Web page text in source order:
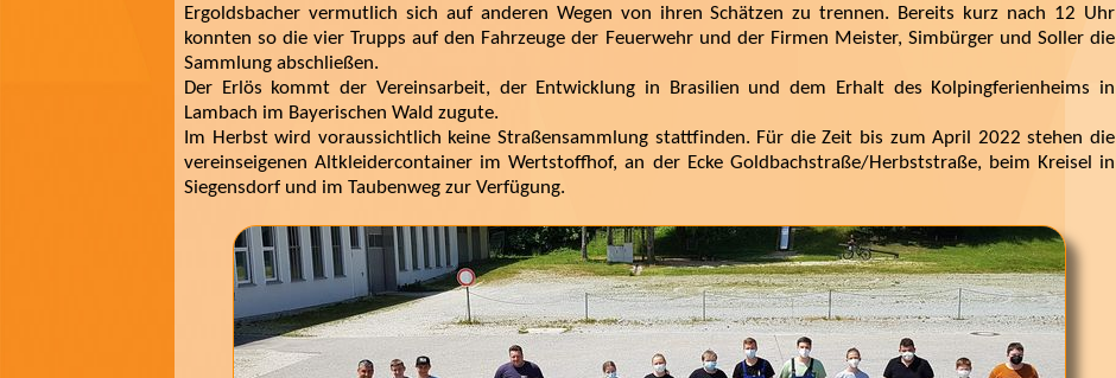
Ergoldsbacher vermutlich sich auf anderen Wegen von ihren Schätzen zu trennen. Bereits kurz nach 12 Uhr
konnten so die vier Trupps auf den Fahrzeuge der Feuerwehr und der Firmen Meister, Simbürger und Soller die
Sammlung abschließen.
Der Erlös kommt der Vereinsarbeit, der Entwicklung in Brasilien und dem Erhalt des Kolpingferienheims in
Lambach im Bayerischen Wald zugute.
Im Herbst wird voraussichtlich keine Straßensammlung stattfinden. Für die Zeit bis zum April 2022 stehen die
vereinseigenen Altkleidercontainer im Wertstoffhof, an der Ecke Goldbachstraße/Herbststraße, beim Kreisel in
Siegensdorf und im Taubenweg zur Verfügung.